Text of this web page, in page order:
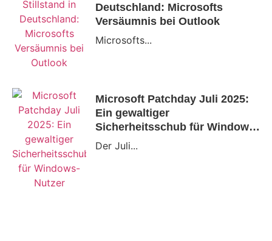
Deutschland: Microsofts
Versäumnis bei Outlook
Microsofts...
Microsoft Patchday Juli 2025:
Ein gewaltiger
Sicherheitsschub für Windows-
Nutzer
Der Juli...